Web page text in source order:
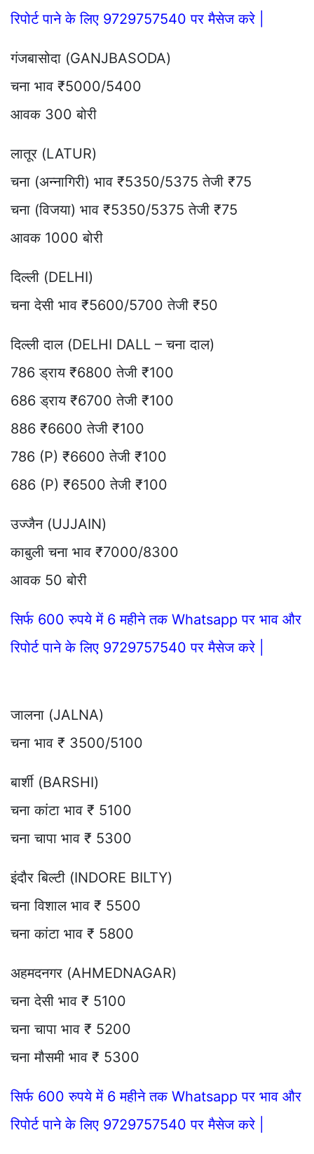
रिपोर्ट पाने के लिए 9729757540 पर मैसेज करे |
गंजबासोदा (GANJBASODA)
चना भाव ₹5000/5400
आवक 300 बोरी
लातूर (LATUR)
चना (अन्नागिरी) भाव ₹5350/5375 तेजी ₹75
चना (विजया) भाव ₹5350/5375 तेजी ₹75
आवक 1000 बोरी
दिल्ली (DELHI)
चना देसी भाव ₹5600/5700 तेजी ₹50
दिल्ली दाल (DELHI DALL – चना दाल)
786 ड्राय ₹6800 तेजी ₹100
686 ड्राय ₹6700 तेजी ₹100
886 ₹6600 तेजी ₹100
786 (P) ₹6600 तेजी ₹100
686 (P) ₹6500 तेजी ₹100
उज्जैन (UJJAIN)
काबुली चना भाव ₹7000/8300
आवक 50 बोरी
सिर्फ 600 रुपये में 6 महीने तक Whatsapp पर भाव और
रिपोर्ट पाने के लिए 9729757540 पर मैसेज करे |
जालना (JALNA)
चना भाव ₹ 3500/5100
बार्शी (BARSHI)
चना कांटा भाव ₹ 5100
चना चापा भाव ₹ 5300
इंदौर बिल्टी (INDORE BILTY)
चना विशाल भाव ₹ 5500
चना कांटा भाव ₹ 5800
अहमदनगर (AHMEDNAGAR)
चना देसी भाव ₹ 5100
चना चापा भाव ₹ 5200
चना मौसमी भाव ₹ 5300
सिर्फ 600 रुपये में 6 महीने तक Whatsapp पर भाव और
रिपोर्ट पाने के लिए 9729757540 पर मैसेज करे |